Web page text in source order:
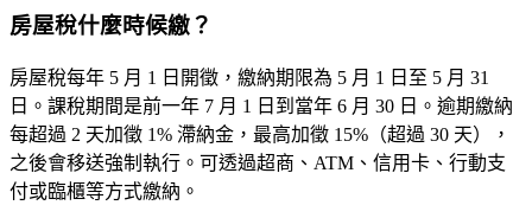
房屋稅什麼時候繳？
房屋稅每年 5 月 1 日開徵 ，繳納期限為 5 月 1 日至 5 月 31
日。課稅期間是前一年 7 月 1 日到當年 6 月 30 日。逾期繳納
每超過 2 天加徵 1% 滯納金，最高加徵 15%（超過 30 天），
之後會移送強制執行。可透過超商、ATM、信用卡、行動支
付或臨櫃等方式繳納。